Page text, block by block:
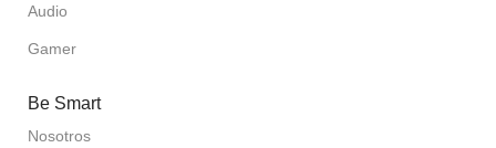
Audio
Gamer
Be Smart
Nosotros